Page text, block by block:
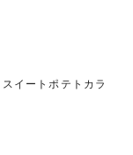
イートポテトカラ